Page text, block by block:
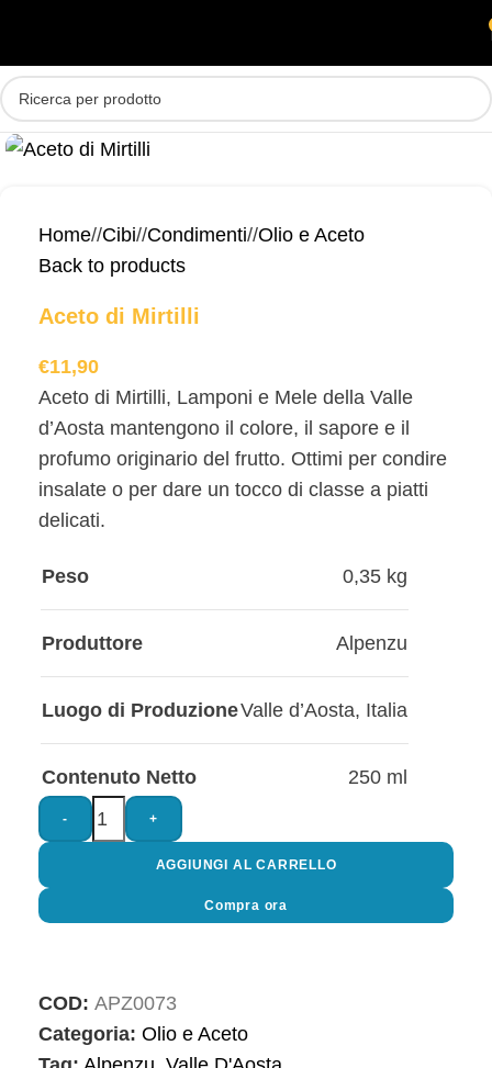
Home/ Cibi/ Condimenti/ Olio e Aceto
Back to products
Aceto di Mirtilli
€11,90
Aceto di Mirtilli, Lamponi e Mele della Valle
d’Aosta mantengono il colore, il sapore e il
profumo originario del frutto. Ottimi per condire
insalate o per dare un tocco di classe a piatti
delicati.
Peso 0,35 kg
Produttore Alpenzu
Luogo di ProduzioneValle d’Aosta, Italia
Contenuto Netto 250 ml
- +
AGGIUNGI AL CARRELLO
Compra ora
COD: APZ0073
Categoria: Olio e Aceto